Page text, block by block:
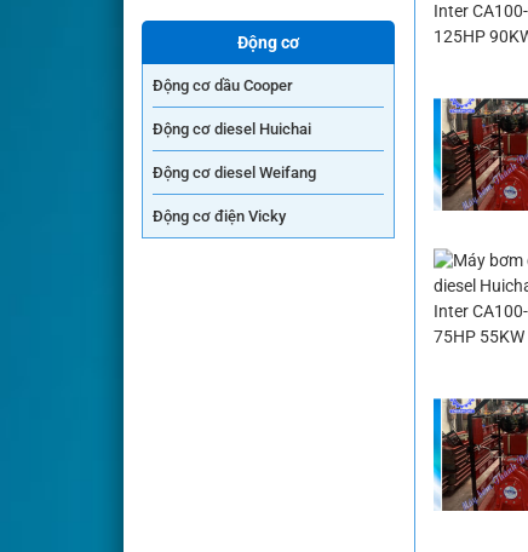
Động cơ
Động cơ dầu Cooper
Động cơ diesel Huichai
Động cơ diesel Weifang
Động cơ điện Vicky